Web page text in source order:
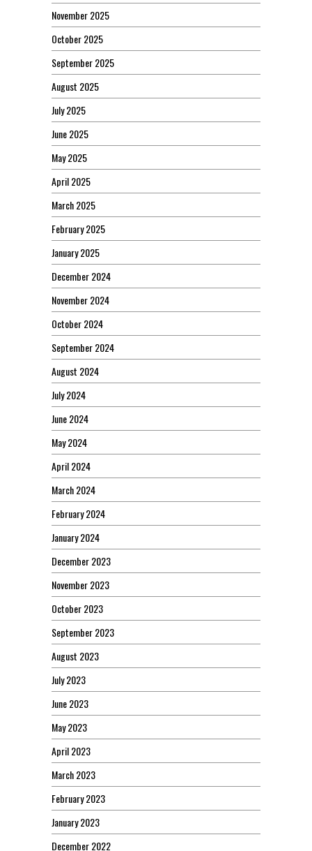
November 2025
October 2025
September 2025
August 2025
July 2025
June 2025
May 2025
April 2025
March 2025
February 2025
January 2025
December 2024
November 2024
October 2024
September 2024
August 2024
July 2024
June 2024
May 2024
April 2024
March 2024
February 2024
January 2024
December 2023
November 2023
October 2023
September 2023
August 2023
July 2023
June 2023
May 2023
April 2023
March 2023
February 2023
January 2023
December 2022